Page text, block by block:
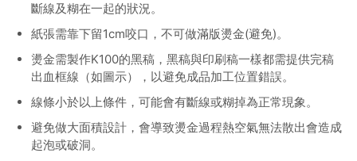
斷線及糊在一起的狀況。
紙張需靠下留1cm咬口，不可做滿版燙金(避免)。
燙金需製作K100的黑稿，黑稿與印刷稿一樣都需提供完稿
出血框線（如圖示），以避免成品加工位置錯誤。
線條小於以上條件，可能會有斷線或糊掉為正常現象。
避免做大面積設計，會導致燙金過程熱空氣無法散出會造成
起泡或破洞。